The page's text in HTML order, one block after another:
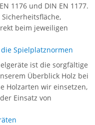
1176 und DIN EN 1177.
beim jeweiligen
die Spielplatznormen
ist die sorgfältige
Überblick Holz bei
Holzarten wir einsetzen,
Einsatz von